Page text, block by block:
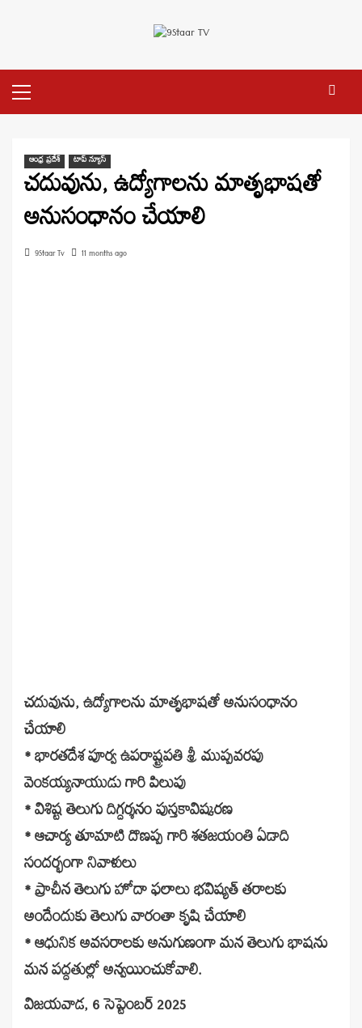
Menu
ఆంధ్ర ప్రదేశ్ టాప్ న్యూస్
చదువును, ఉద్యోగాలను మాతృభాషతో
అనుసంధానం చేయాలి
9Staar Tv 11 months ago
చదువును, ఉద్యోగాలను మాతృభాషతో అనుసంధానం
చేయాలి
* భారతదేశ పూర్వ ఉపరాష్ట్రపతి శ్రీ ముప్పవరపు
వెంకయ్యనాయుడు గారి పిలుపు
* విశిష్ట తెలుగు దిగ్దర్శనం పుస్తకావిష్కరణ
* ఆచార్య తూమాటి దొణప్ప గారి శతజయంతి ఏడాది
సందర్భంగా నివాళులు
* ప్రాచీన తెలుగు హోదా ఫలాలు భవిష్యత్ తరాలకు
అందేందుకు తెలుగు వారంతా కృషి చేయాలి
* ఆధునిక అవసరాలకు అనుగుణంగా మన తెలుగు భాషను
మన పద్దతుల్లో అన్వయించుకోవాలి.
విజయవాడ, 6 సెప్టెంబర్ 2025